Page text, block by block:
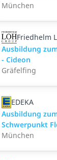
München
Friedhelm
Ausbildung
- Cideon
Gräfelfing
EDEKA
Ausbildung
Schwerpunkt
München